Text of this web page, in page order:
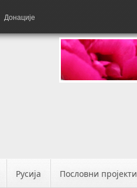
Донације
Русија Пословни пројекти